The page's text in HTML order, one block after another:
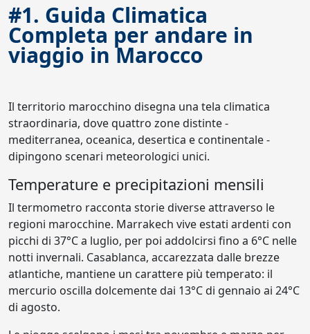
#1. Guida Climatica
Completa per andare in
viaggio in Marocco
Il territorio marocchino disegna una tela climatica
straordinaria, dove quattro zone distinte -
mediterranea, oceanica, desertica e continentale -
dipingono scenari meteorologici unici.
Temperature e precipitazioni mensili
Il termometro racconta storie diverse attraverso le
regioni marocchine. Marrakech vive estati ardenti con
picchi di 37°C a luglio, per poi addolcirsi fino a 6°C nelle
notti invernali. Casablanca, accarezzata dalle brezze
atlantiche, mantiene un carattere più temperato: il
mercurio oscilla dolcemente dai 13°C di gennaio ai 24°C
di agosto.